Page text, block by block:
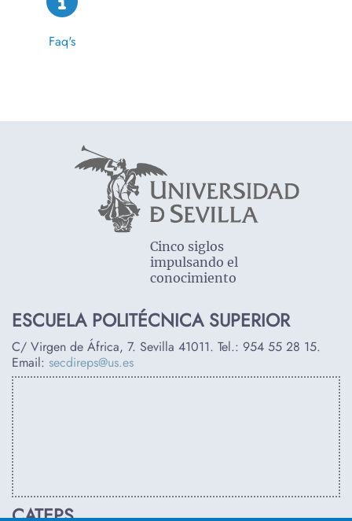
Faq's
Cinco siglos
impulsando el
conocimiento
ESCUELA POLITÉCNICA SUPERIOR
C/ Virgen de África, 7. Sevilla 41011. Tel.: 954 55 28 15.
Email: secdireps@us.es
CATEPS